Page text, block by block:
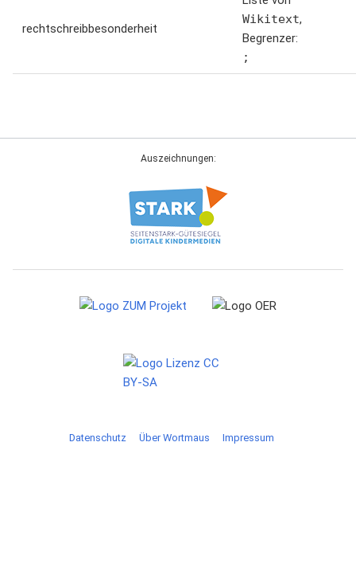
rechtschreibbesonderheit
Wikitext,
Begrenzer:
;
Auszeichnungen:
Datenschutz Über Wortmaus Impressum